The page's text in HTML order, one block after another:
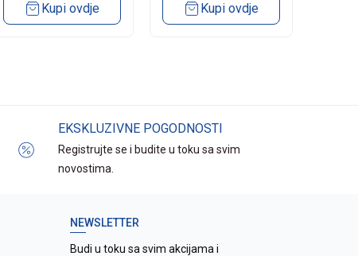
Kupi ovdje Kupi ovdje
EKSKLUZIVNE POGODNOSTI
Registrujte se i budite u toku sa svim
novostima.
NEWSLETTER
Budi u toku sa svim akcijama i